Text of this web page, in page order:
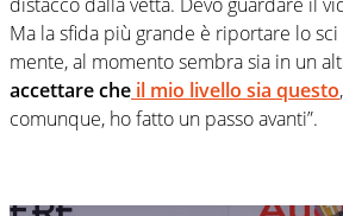
Ma la sfida più grande è riportare lo
mente, al momento sembra sia in un
accettare che il mio livello sia questo
comunque, ho fatto un passo avanti”.